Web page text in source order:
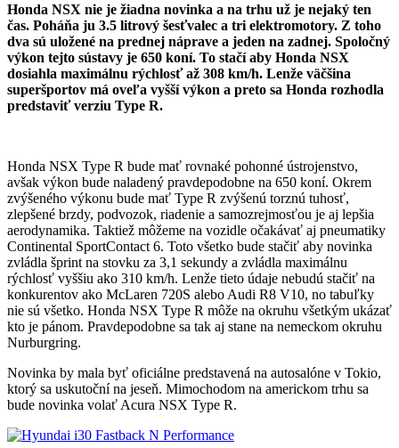
Honda NSX nie je žiadna novinka a na trhu už je nejaký ten
čas. Poháňa ju 3.5 litrový šesťvalec a tri elektromotory. Z toho
dva sú uložené na prednej náprave a jeden na zadnej. Spoločný
výkon tejto sústavy je 650 koní. To stačí aby Honda NSX
dosiahla maximálnu rýchlosť až 308 km/h. Lenže väčšina
superšportov má oveľa vyšší výkon a preto sa Honda rozhodla
predstaviť verziu Type R.
Honda NSX Type R bude mať rovnaké pohonné ústrojenstvo,
avšak výkon bude naladený pravdepodobne na 650 koní. Okrem
zvýšeného výkonu bude mať Type R zvýšenú torznú tuhosť,
zlepšené brzdy, podvozok, riadenie a samozrejmosťou je aj lepšia
aerodynamika. Taktiež môžeme na vozidle očakávať aj pneumatiky
Continental SportContact 6. Toto všetko bude stačiť aby novinka
zvládla šprint na stovku za 3,1 sekundy a zvládla maximálnu
rýchlosť vyššiu ako 310 km/h. Lenže tieto údaje nebudú stačiť na
konkurentov ako McLaren 720S alebo Audi R8 V10, no tabuľky
nie sú všetko. Honda NSX Type R môže na okruhu všetkým ukázať
kto je pánom. Pravdepodobne sa tak aj stane na nemeckom okruhu
Nurburgring.
Novinka by mala byť oficiálne predstavená na autosalóne v Tokio,
ktorý sa uskutoční na jeseň. Mimochodom na americkom trhu sa
bude novinka volať Acura NSX Type R.